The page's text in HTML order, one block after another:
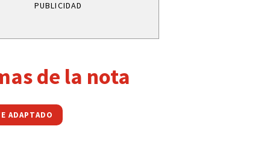
PUBLICIDAD
de la nota
ADAPTADO